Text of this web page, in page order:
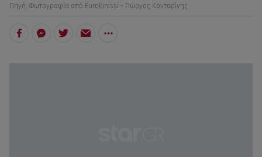
Πηγή: Φωτογραφία από Eurokinissi - Γιώργος Κονταρίνης